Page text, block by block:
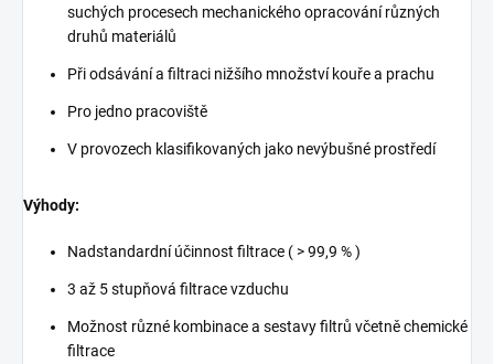
suchých procesech mechanického opracování různých
druhů materiálů
Při odsávání a filtraci nižšího množství kouře a prachu
Pro jedno pracoviště
V provozech klasifikovaných jako nevýbušné prostředí
Výhody:
Nadstandardní účinnost filtrace ( > 99,9 % )
3 až 5 stupňová filtrace vzduchu
Možnost různé kombinace a sestavy filtrů včetně chemické
filtrace